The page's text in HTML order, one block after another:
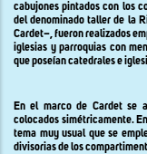
cabujones pintados con los
del denominado taller de la
Cardet–, fueron realizados
iglesias y parroquias con
que poseían catedrales e
En el marco de Cardet se
colocados simétricamente.
tema muy usual que se
divisorias de los